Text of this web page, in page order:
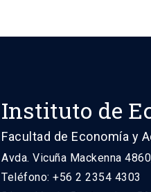
Instituto de
Facultad de Economía y
Avda. Vicuña Mackenna
Teléfono: +56 2 2354 4303